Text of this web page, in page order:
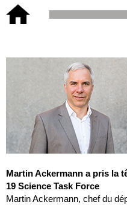
Martin Ackermann a pris la
19 Science Task Force
Martin Ackermann, chef du